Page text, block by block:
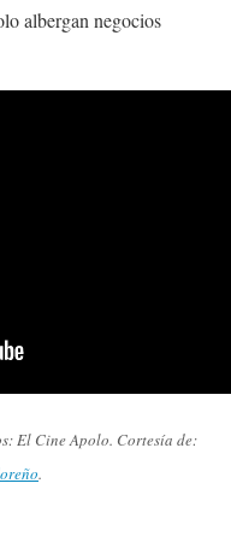
albergan negocios
El Cine Apolo. Cortesía de:
.